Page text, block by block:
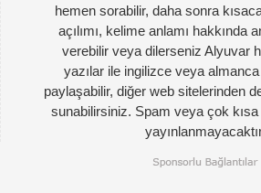
hemen sorabilir, daha sonra
açılımı, kelime anlamı hakkında
verebilir veya dilerseniz Alyuvar
yazılar ile ingilizce veya
paylaşabilir, diğer web sitelerinden
sunabilirsiniz. Spam veya çok kısa